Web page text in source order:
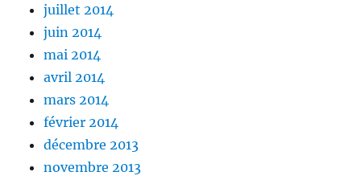
juillet 2014
juin 2014
mai 2014
avril 2014
mars 2014
février 2014
décembre 2013
novembre 2013